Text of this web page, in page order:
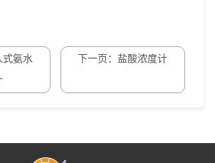
式氨水
下一页：盐酸浓度计